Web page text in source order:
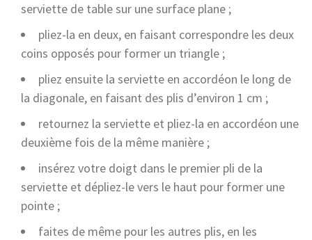
serviette de table sur une surface plane ;
pliez-la en deux, en faisant correspondre les deux
coins opposés pour former un triangle ;
pliez ensuite la serviette en accordéon le long de
la diagonale, en faisant des plis d’environ 1 cm ;
retournez la serviette et pliez-la en accordéon une
deuxième fois de la même manière ;
insérez votre doigt dans le premier pli de la
serviette et dépliez-le vers le haut pour former une
pointe ;
faites de même pour les autres plis, en les